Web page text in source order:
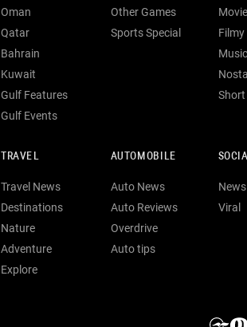
Oman
Qatar
Bahrain
Kuwait
Gulf Features
Gulf Events
Other Games
Sports Special
Filmy
Music
Short
TRAVEL
Travel News
Destinations
Nature
Adventure
Explore
AUTOMOBILE
Auto News
Auto Reviews
Overdrive
Auto tips
News
Viral